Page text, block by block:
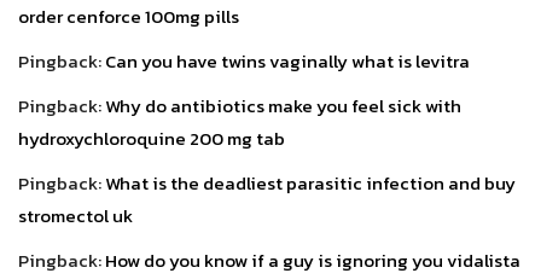
order cenforce 100mg pills
Pingback:Can you have twins vaginally what is levitra
Pingback:Why do antibiotics make you feel sick with
hydroxychloroquine 200 mg tab
Pingback:What is the deadliest parasitic infection and buy
stromectol uk
Pingback:How do you know if a guy is ignoring you vidalista